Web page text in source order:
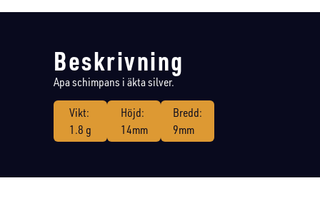
Beskrivning
Apa schimpans i äkta silver.
Vikt:
1.8 g
Höjd:
14mm
Bredd:
9mm